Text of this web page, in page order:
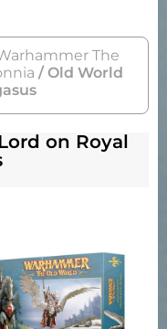
The
/ Old World
on Royal